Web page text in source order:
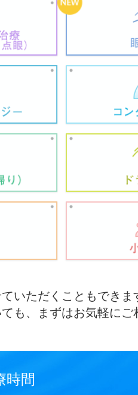
いただくこともできま
ても、まずはお気軽に
時間